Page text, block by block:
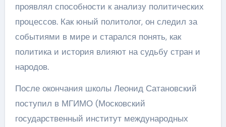
проявлял способности к анализу политических
процессов. Как юный политолог, он следил за
событиями в мире и старался понять, как
политика и история влияют на судьбу стран и
народов.
После окончания школы Леонид Сатановский
поступил в МГИМО (Московский
государственный институт международных